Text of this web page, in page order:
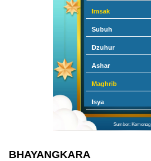
Imsak
Subuh
Dzuhur
Ashar
Maghrib
Isya
Sumber: Kemenag
BHAYANGKARA